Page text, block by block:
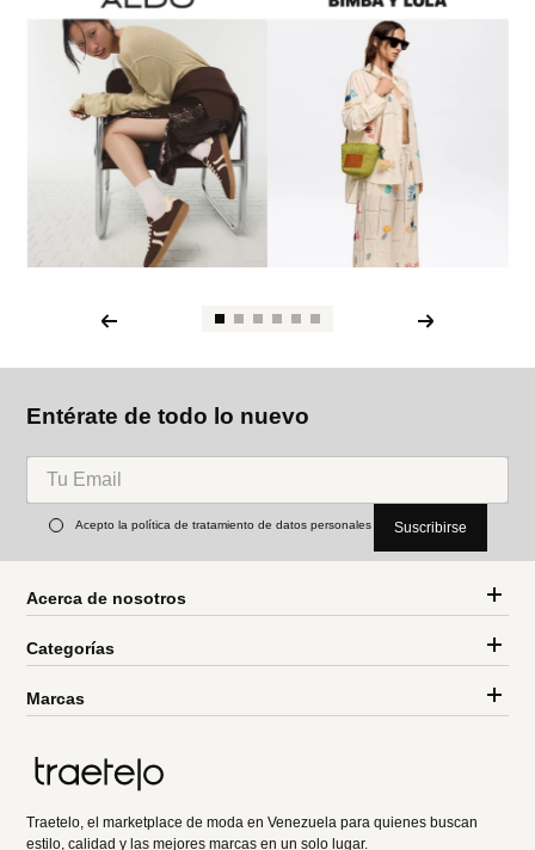
Entérate de todo lo nuevo
Acepto la política de tratamiento de datos personales Suscribirse
Acerca de nosotros
Categorías
Marcas
Traetelo, el marketplace de moda en Venezuela para quienes buscan
estilo, calidad y las mejores marcas en un solo lugar.